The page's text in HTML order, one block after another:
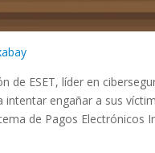
de ESET, líder en
engañar a sus
de Pagos Electrónicos